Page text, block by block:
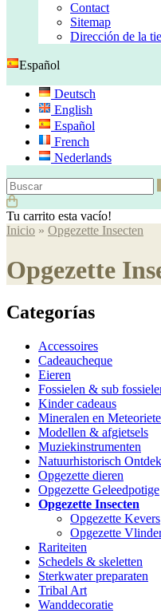
Contact
Sitemap
Dirección de la
Español
Deutsch
English
Español
French
Nederlands
Tu carrito esta vacío!
Inicio » Opgezette Insecten
Opgezette
Categorías
Accessoires
Cadeaucheque
Eieren
Fossielen & sub
Kinder cadeaus
Mineralen en
Modellen & afgietsels
Muziekinstrumenten
Natuurhistorisch
Opgezette dieren
Opgezette Geleedpotige
Opgezette Insecten
Opgezette Kevers
Opgezette
Rariteiten
Schedels & skeletten
Sterkwater preparaten
Tribal Art
Wanddecoratie